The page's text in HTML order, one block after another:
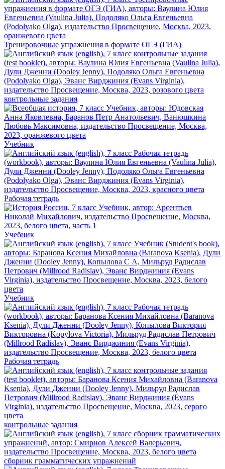
Тренировочные упражнения в формате ОГЭ (ГИА)
контрольные задания
Учебник
Рабочая тетрадь
Учебник
Учебник
Рабочая тетрадь
контрольные задания
сборник грамматических упражнений